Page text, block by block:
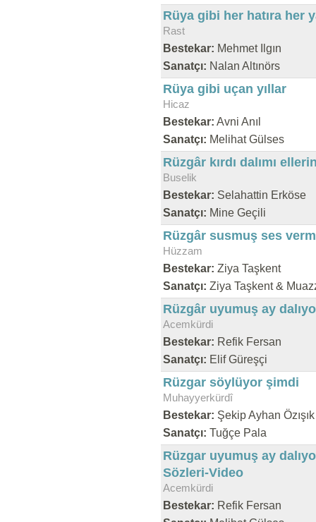
Rüya gibi her hatıra her
Rast
Bestekar: Mehmet Ilgın
Sanatçı: Nalan Altınörs
Rüya gibi uçan yıllar
Hicaz
Bestekar: Avni Anıl
Sanatçı: Melihat Gülses
Rüzgâr kırdı dalımı
Buselik
Bestekar: Selahattin Erköse
Sanatçı: Mine Geçili
Rüzgâr susmuş ses
Hüzzam
Bestekar: Ziya Taşkent
Sanatçı: Ziya Taşkent &
Rüzgâr uyumuş ay
Acemkürdi
Bestekar: Refik Fersan
Sanatçı: Elif Güreşçi
Rüzgar söylüyor şimdi
Muhayyerkürdî
Bestekar: Şekip Ayhan Özışık
Sanatçı: Tuğçe Pala
Rüzgar uyumuş ay
Sözleri-Video
Acemkürdi
Bestekar: Refik Fersan